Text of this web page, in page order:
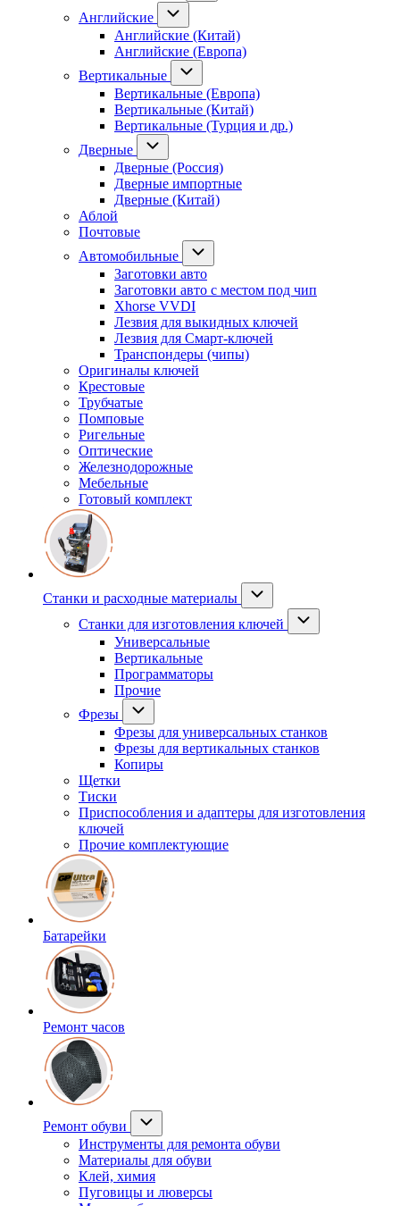
Английские
Английские (Китай)
Английские (Европа)
Вертикальные
Вертикальные (Европа)
Вертикальные (Китай)
Вертикальные (Турция и др.)
Дверные
Дверные (Россия)
Дверные импортные
Дверные (Китай)
Аблой
Почтовые
Автомобильные
Заготовки авто
Заготовки авто с местом под чип
Xhorse VVDI
Лезвия для выкидных ключей
Лезвия для Смарт-ключей
Транспондеры (чипы)
Оригиналы ключей
Крестовые
Трубчатые
Помповые
Ригельные
Оптические
Железнодорожные
Мебельные
Готовый комплект
Станки и расходные материалы
Станки для изготовления ключей
Универсальные
Вертикальные
Программаторы
Прочие
Фрезы
Фрезы для универсальных станков
Фрезы для вертикальных станков
Копиры
Щетки
Тиски
Приспособления и адаптеры для изготовления
ключей
Прочие комплектующие
Батарейки
Ремонт часов
Ремонт обуви
Инструменты для ремонта обуви
Материалы для обуви
Клей, химия
Пуговицы и люверсы